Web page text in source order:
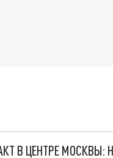
В ЦЕНТРЕ